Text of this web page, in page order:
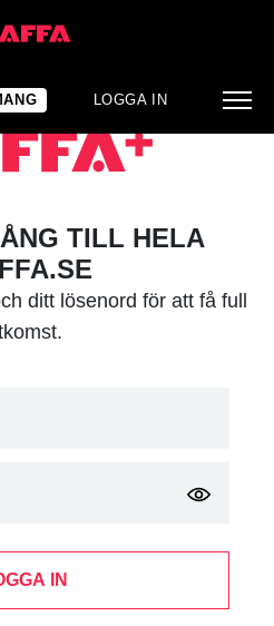
LOGGA IN
TILL HELA
ditt lösenord för att få full
IN